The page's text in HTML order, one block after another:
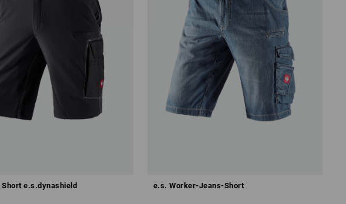
e.s.dynashield e.s. Worker-Jeans-Short